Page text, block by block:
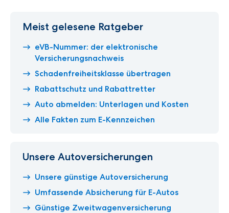
Meist gelesene Ratgeber
eVB-Nummer: der elektronische
Versicherungsnachweis
Schadenfreiheitsklasse übertragen
Rabattschutz und Rabattretter
Auto abmelden: Unterlagen und Kosten
Alle Fakten zum E-Kennzeichen
Unsere Autoversicherungen
Unsere günstige Autoversicherung
Umfassende Absicherung für E-Autos
Günstige Zweitwagenversicherung